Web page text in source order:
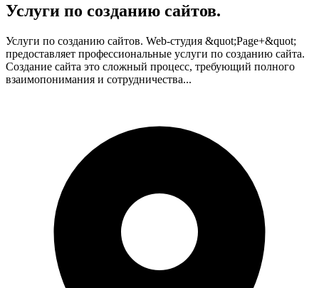
Услуги по созданию сайтов.
Услуги по созданию сайтов. Web-студия &quot;Page+&quot;
предоставляет профессиональные услуги по созданию сайта.
Создание сайта это сложный процесс, требующий полного
взаимопонимания и сотрудничества...